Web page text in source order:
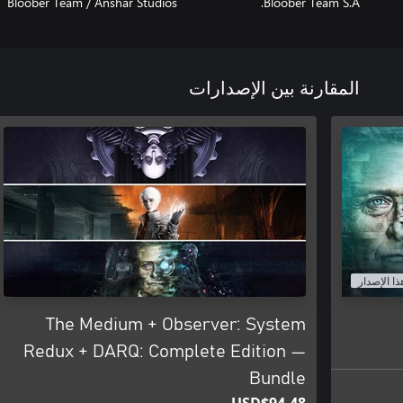
المقارنة بين الإصدارات
الإصدار
The Medium + Observer: System
Redux + DARQ: Complete Edition —
Bundle